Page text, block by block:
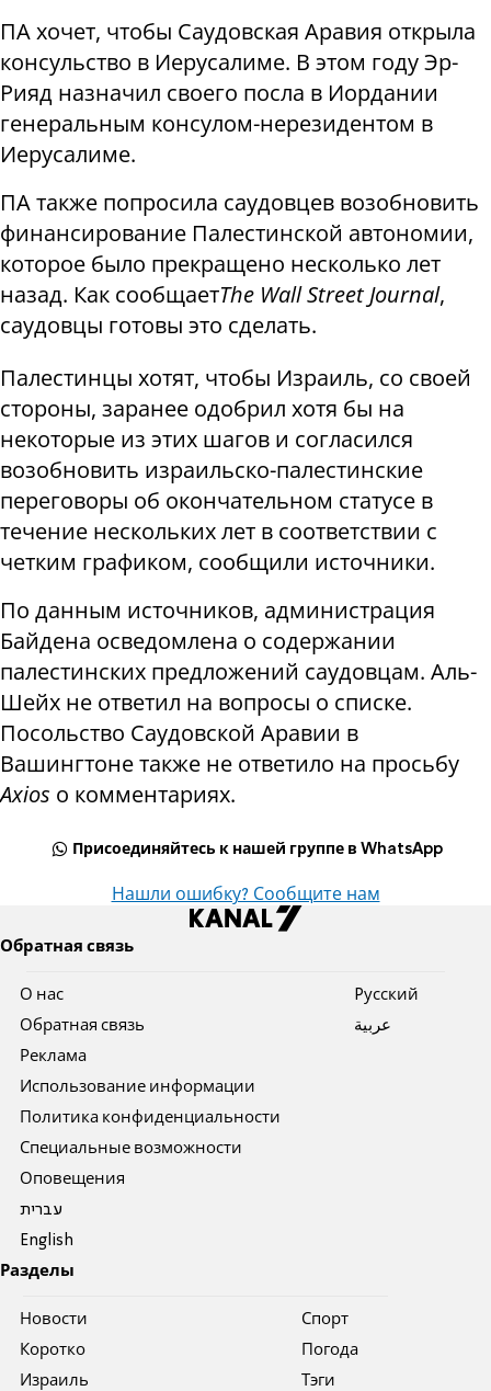
ПА хочет, чтобы Саудовская Аравия открыла
консульство в Иерусалиме. В этом году Эр-
Рияд назначил своего посла в Иордании
генеральным консулом-нерезидентом в
Иерусалиме.
ПА также попросила саудовцев возобновить
финансирование Палестинской автономии,
которое было прекращено несколько лет
назад. Как сообщаетThe Wall Street Journal,
саудовцы готовы это сделать.
Палестинцы хотят, чтобы Израиль, со своей
стороны, заранее одобрил хотя бы на
некоторые из этих шагов и согласился
возобновить израильско-палестинские
переговоры об окончательном статусе в
течение нескольких лет в соответствии с
четким графиком, сообщили источники.
По данным источников, администрация
Байдена осведомлена о содержании
палестинских предложений саудовцам. Аль-
Шейх не ответил на вопросы о списке.
Посольство Саудовской Аравии в
Вашингтоне также не ответило на просьбу
Axios о комментариях.
Присоединяйтесь к нашей группе в WhatsApp
Нашли ошибку? Сообщите нам
Обратная связь
О нас
Обратная связь
Реклама
Использование информации
Политика конфиденциальности
Специальные возможности
Оповещения
עברית
English
Pусский
عربية
Разделы
Новости
Коротко
Израиль
Спорт
Погода
Тэги